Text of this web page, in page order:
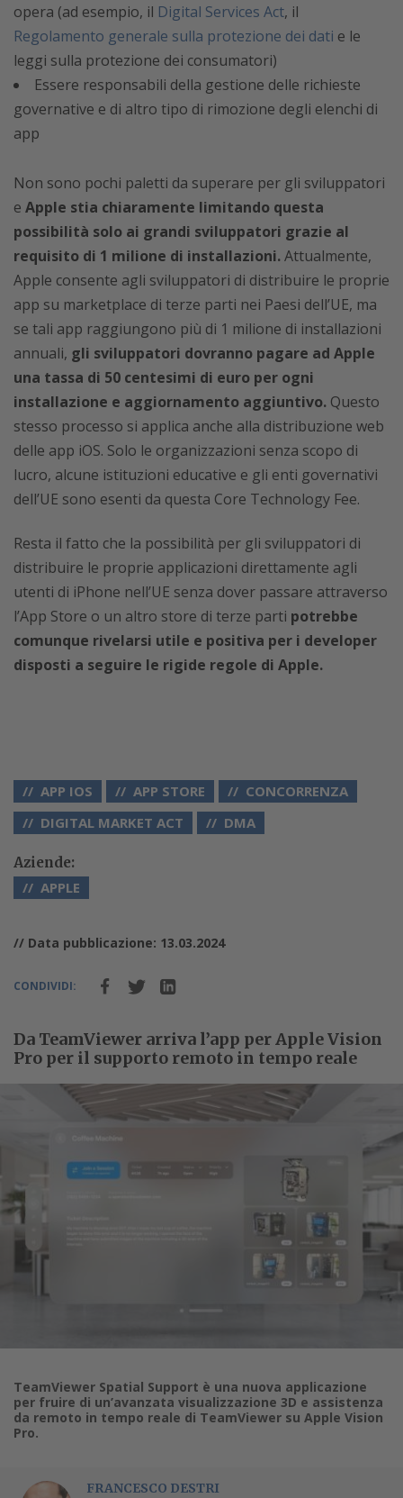
opera (ad esempio, il Digital Services Act, il
Regolamento generale sulla protezione dei dati e le
leggi sulla protezione dei consumatori)
Essere responsabili della gestione delle richieste
governative e di altro tipo di rimozione degli elenchi di
app
Non sono pochi paletti da superare per gli sviluppatori
e Apple stia chiaramente limitando questa
possibilità solo ai grandi sviluppatori grazie al
requisito di 1 milione di installazioni.Attualmente,
Apple consente agli sviluppatori di distribuire le proprie
app su marketplace di terze parti nei Paesi dell’UE, ma
se tali app raggiungono più di 1 milione di installazioni
annuali, gli sviluppatori dovranno pagare ad Apple
una tassa di 50 centesimi di euro per ogni
installazione e aggiornamento aggiuntivo. Questo
stesso processo si applica anche alla distribuzione web
delle app iOS. Solo le organizzazioni senza scopo di
lucro, alcune istituzioni educative e gli enti governativi
dell’UE sono esenti da questa Core Technology Fee.
Resta il fatto che la possibilità per gli sviluppatori di
distribuire le proprie applicazioni direttamente agli
utenti di iPhone nell’UE senza dover passare attraverso
l’App Store o un altro store di terze parti potrebbe
comunque rivelarsi utile e positiva per i developer
disposti a seguire le rigide regole di Apple.
APP IOS APP STORE
CONCORRENZA
DIGITAL MARKET ACT
DMA
Aziende:
APPLE
// Data pubblicazione: 13.03.2024
CONDIVIDI:
Da TeamViewer arriva l’app per Apple Vision
Pro per il supporto remoto in tempo reale
TeamViewer Spatial Support è una nuova applicazione
per fruire di un’avanzata visualizzazione 3D e assistenza
da remoto in tempo reale di TeamViewer su Apple Vision
Pro.
FRANCESCO DESTRI